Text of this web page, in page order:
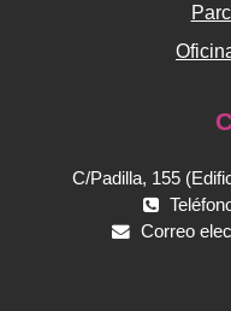
C/Padilla, 155
Correo